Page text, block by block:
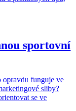
sportovní
opravdu funguje ve
sliby?
se ve